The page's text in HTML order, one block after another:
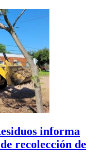
informa
recolección de